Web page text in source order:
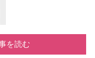
を読む